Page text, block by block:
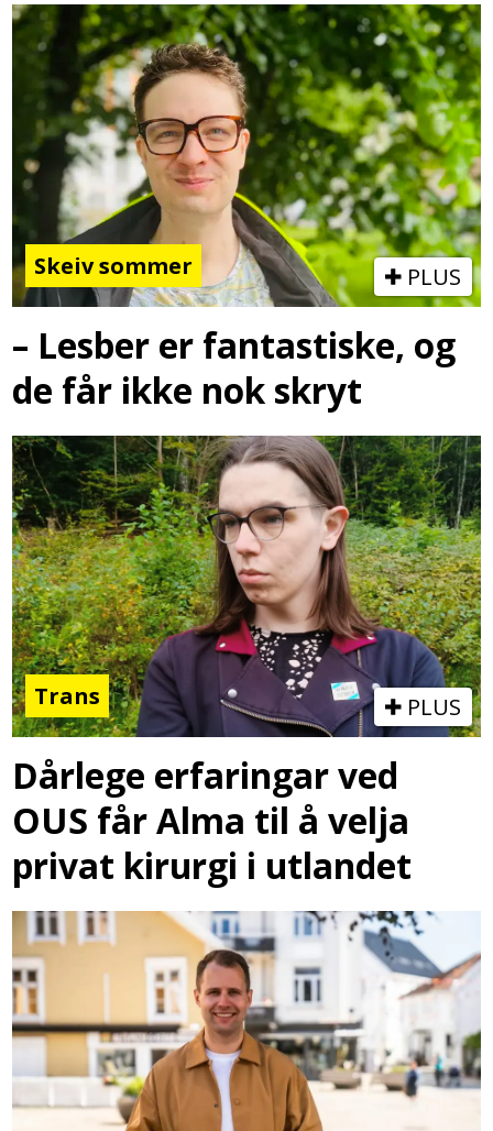
Skeiv sommer PLUS
– Lesber er fantastiske, og
de får ikke nok skryt
Trans PLUS
Dårlege erfaringar ved
OUS får Alma til å velja
privat kirurgi i utlandet